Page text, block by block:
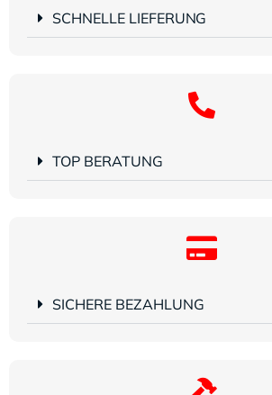
SCHNELLE LIEFERUNG
TOP BERATUNG
SICHERE BEZAHLUNG